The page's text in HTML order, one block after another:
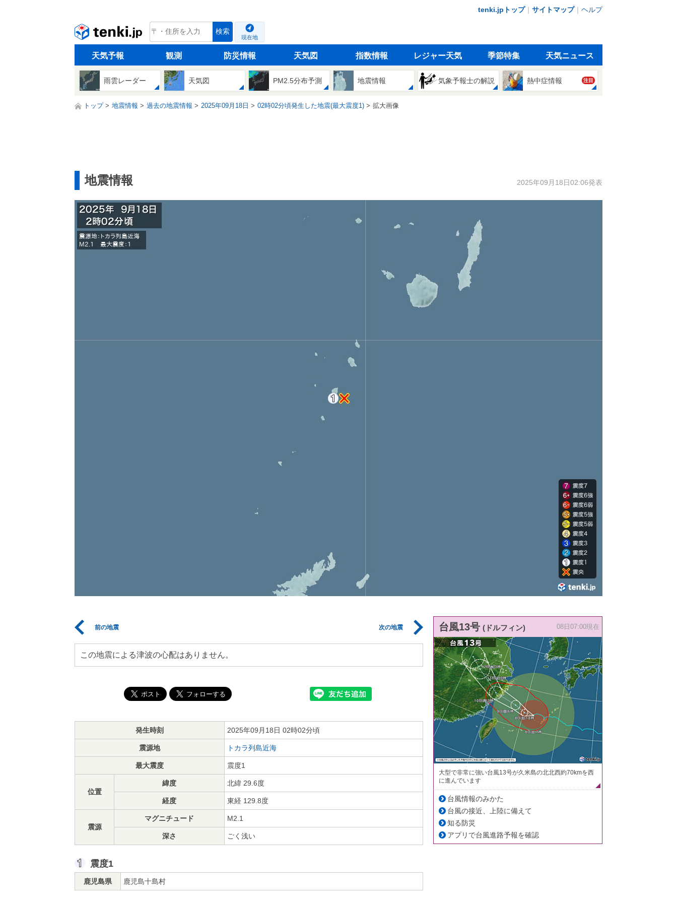
tenki.jpトップ｜ サイトマップ｜ ヘルプ
tenki.jp 検索
現在地
天気予報 観測 防災情報 天気図 指数情報 レジャー天気 季節特集 天気ニュース
雨雲レーダー 天気図 PM2.5分布予測 地震情報 気象予報士の解説 熱中症情報 注目
トップ 地震情報 過去の地震情報 2025年09月18日 02時02分頃発生した地震(最大震度1) 拡大画像
地震情報 2025年09月18日02:06発表
前の地震 次の地震
この地震による津波の心配はありません。
発生時刻 2025年09月18日 02時02分頃
震源地 トカラ列島近海
最大震度 震度1
位置
緯度 北緯 29.6度
経度 東経 129.8度
震源
マグニチュード M2.1
深さ ごく浅い
震度1
鹿児島県 鹿児島十島村
台風13号 (ドルフィン) 08日07:00現在
大型で非常に強い台風13号が久米島の北北西約70kmを西
に進んでいます
台風情報のみかた
台風の接近、上陸に備えて
知る防災
アプリで台風進路予報を確認